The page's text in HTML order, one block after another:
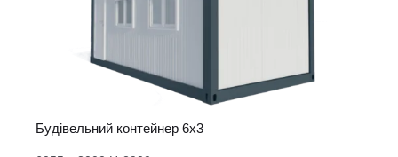
Будівельний контейнер 6х3